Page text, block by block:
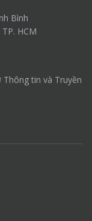
Bình
HCM
tin và Truyền